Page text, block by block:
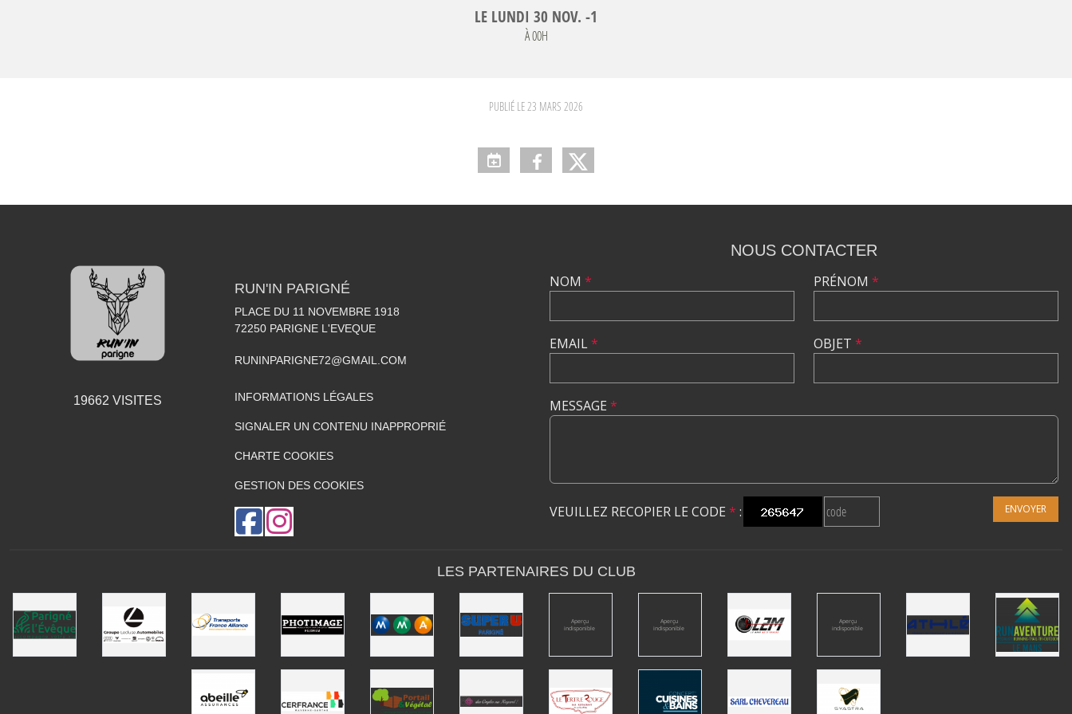
LE LUNDI 30 NOV. -1
À 00H
PUBLIÉ LE23 MARS 2026
19662 VISITES
RUN'IN PARIGNÉ
PLACE DU 11 NOVEMBRE 1918
72250 PARIGNE L'EVEQUE
RUNINPARIGNE72@GMAIL.COM
INFORMATIONS LÉGALES
SIGNALER UN CONTENU INAPPROPRIÉ
CHARTE COOKIES
GESTION DES COOKIES
NOUS CONTACTER
NOM *
EMAIL*
PRÉNOM *
OBJET *
MESSAGE *
VEUILLEZ RECOPIER LE CODE * : ENVOYER
LES PARTENAIRES DU CLUB